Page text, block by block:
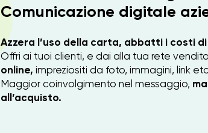
Comunicazione digitale
Azzera l’uso della carta, abbatti i costi
Offri ai tuoi clienti, e dai alla tua rete
online, impreziositi da foto, immagini, link
Maggior coinvolgimento nel messaggio,
all’acquisto.